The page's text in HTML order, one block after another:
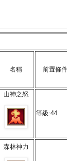
名稱 前置條
山神之怒
等級:44
森林神力